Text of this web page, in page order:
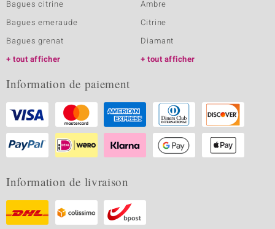
Bagues citrine
Bagues emeraude
Bagues grenat
tout afficher
Ambre
Citrine
Diamant
tout afficher
Information de paiement
Information de livraison